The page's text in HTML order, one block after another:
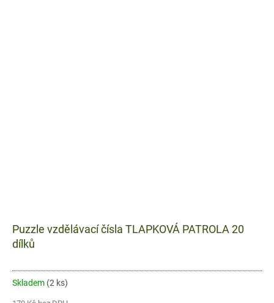
Puzzle vzdělávací čísla TLAPKOVÁ PATROLA 20
dílků
Skladem (2 ks)